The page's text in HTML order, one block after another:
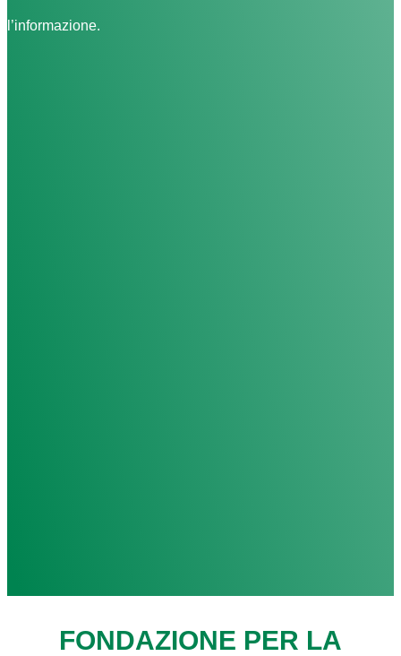
l’informazione.
FONDAZIONE PER LA